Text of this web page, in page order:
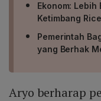
Ekonom: Lebih
Ketimbang
Pemerintah
yang Berhak
Aryo berharap